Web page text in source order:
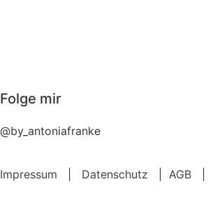
Folge mir
@by_antoniafranke
Impressum Datenschutz AGB